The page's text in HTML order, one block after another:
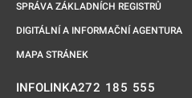
SPRÁVA ZÁKLADNÍCH REGISTRŮ
DIGITÁLNÍ A INFORMAČNÍ AGENTURA
MAPA STRÁNEK
INFOLINKA272 185 555